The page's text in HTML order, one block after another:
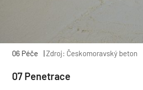
06 Péče |Zdroj: Českomoravský beton
07 Penetrace